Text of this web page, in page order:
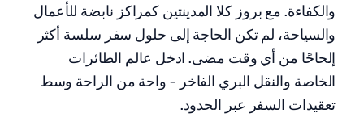
والكفاءة. مع بروز كلا المدينتين كمراكز نابضة للأعمال
والسياحة، لم تكن الحاجة إلى حلول سفر سلسة أكثر
إلحاحًا من أي وقت مضى. ادخل عالم الطائرات
الخاصة والنقل البري الفاخر - واحة من الراحة وسط
تعقيدات السفر عبر الحدود.